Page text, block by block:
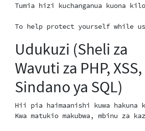
Tumia hizi kuchanganua kuona
Udukuzi (Sheli za
Wavuti za PHP, XSS,
Sindano ya SQL)
Hii pia haimaanishi kuwa hakuna
Kwa matukio makubwa, mbinu